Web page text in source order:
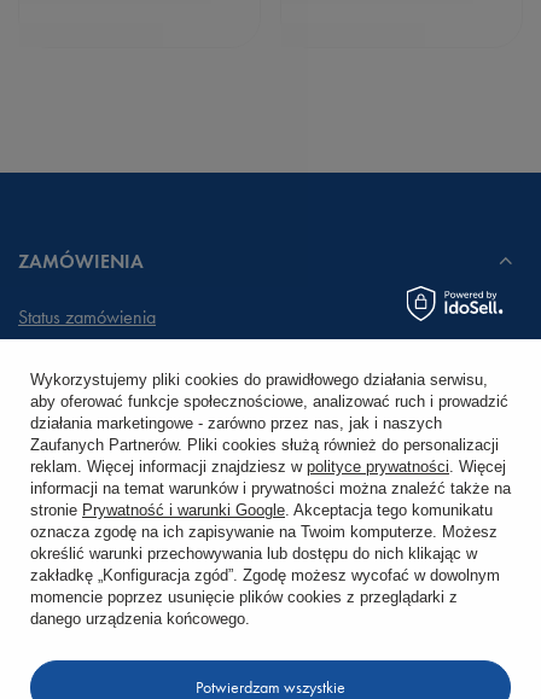
ZAMÓWIENIA
Status zamówienia
Chcę zareklamować produkt
Chcę zwrócić produkt
Chcę wymienić towar
KONTO
Wykorzystujemy pliki cookies do prawidłowego działania serwisu,
aby oferować funkcje społecznościowe, analizować ruch i prowadzić
działania marketingowe - zarówno przez nas, jak i naszych
Zaufanych Partnerów. Pliki cookies służą również do personalizacji
reklam. Więcej informacji znajdziesz w polityce prywatności. Więcej
informacji na temat warunków i prywatności można znaleźć także na
stronie Prywatność i warunki Google. Akceptacja tego komunikatu
oznacza zgodę na ich zapisywanie na Twoim komputerze. Możesz
określić warunki przechowywania lub dostępu do nich klikając w
zakładkę „Konfiguracja zgód”. Zgodę możesz wycofać w dowolnym
momencie poprzez usunięcie plików cookies z przeglądarki z
danego urządzenia końcowego.
Potwierdzam wszystkie